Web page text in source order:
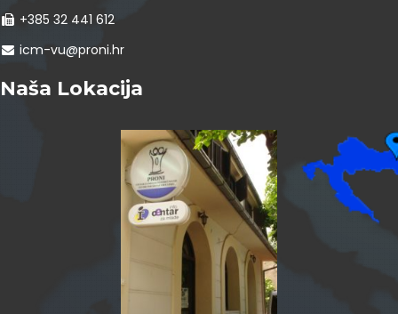
+385 32 441 612
icm-vu@proni.hr
Naša Lokacija